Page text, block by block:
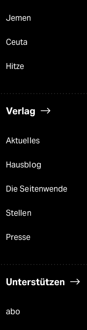
Jemen
Ceuta
Hitze
Verlag
Aktuelles
Hausblog
Die Seitenwende
Stellen
Presse
Unterstützen
abo